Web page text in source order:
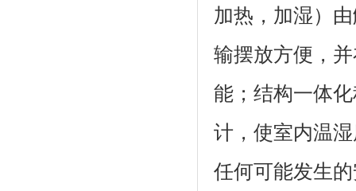
加热，加湿）
输摆放方便
能；结构一体
计，使室内温
任何可能发生的